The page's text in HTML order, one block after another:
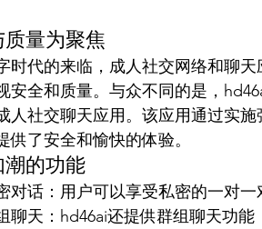
量为聚焦
时代的来临，成人社交网络和聊
安全和质量。与众不同的是，
人社交聊天应用。该应用通过实
供了安全和愉快的体验。
的功能
对话：用户可以享受私密的一对
聊天：hd46ai还提供群组聊天功